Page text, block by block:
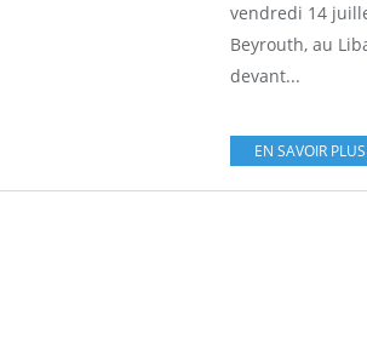
vendredi 14
Beyrouth, au
devant...
EN SAVOIR PLUS